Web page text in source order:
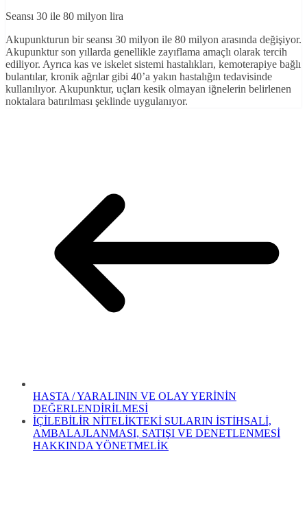
Seansı 30 ile 80 milyon lira
Akupunkturun bir seansı 30 milyon ile 80 milyon arasında değişiyor.
Akupunktur son yıllarda genellikle zayıflama amaçlı olarak tercih
ediliyor. Ayrıca kas ve iskelet sistemi hastalıkları, kemoterapiye bağlı
bulantılar, kronik ağrılar gibi 40’a yakın hastalığın tedavisinde
kullanılıyor. Akupunktur, uçları kesik olmayan iğnelerin belirlenen
noktalara batırılması şeklinde uygulanıyor.
HASTA / YARALININ VE OLAY YERİNİN
DEĞERLENDİRİLMESİ
İÇİLEBİLİR NİTELİKTEKİ SULARIN İSTİHSALİ,
AMBALAJLANMASI, SATIŞI VE DENETLENMESİ
HAKKINDA YÖNETMELİK